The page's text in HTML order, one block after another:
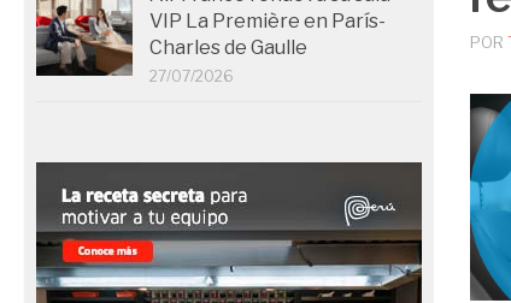
POR
VIP La Première en París-
Charles de Gaulle
27/07/2026